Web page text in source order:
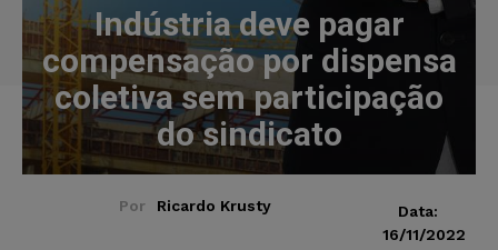
Indústria deve pagar
compensação por dispensa
coletiva sem participação
do sindicato
Por Ricardo Krusty
Data:
16/11/2022